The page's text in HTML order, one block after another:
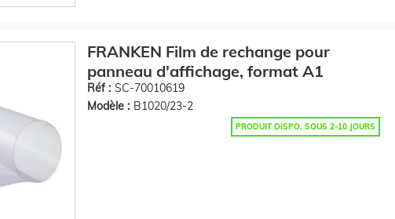
FRANKEN Film de rechange pour
panneau d'affichage, format A1
Réf : SC-70010619
Modèle : B1020/23-2
PRODUIT DISPO. SOUS 2-10 JOURS